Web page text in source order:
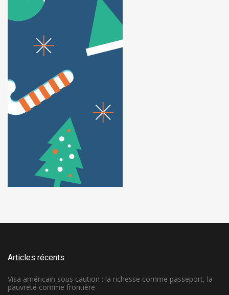
Articles récents
Visa américain sous caution : la richesse comme passeport, la
pauvreté comme frontière